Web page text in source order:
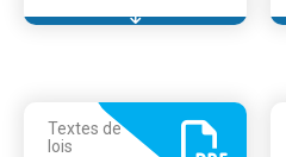
Textes de
lois